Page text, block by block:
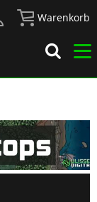
Warenkorb